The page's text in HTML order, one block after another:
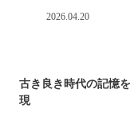
2026.04.20
古き良き時代の記憶
現